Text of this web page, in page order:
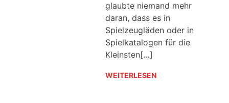
glaubte niemand mehr
daran, dass es in
Spielzeugläden oder in
Spielkatalogen für die
Kleinsten[…]
WEITERLESEN